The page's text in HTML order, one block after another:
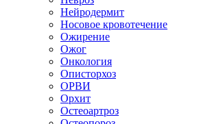
Нейродермит
Носовое кровотечение
Ожирение
Ожог
Онкология
Описторхоз
ОРВИ
Орхит
Остеоартроз